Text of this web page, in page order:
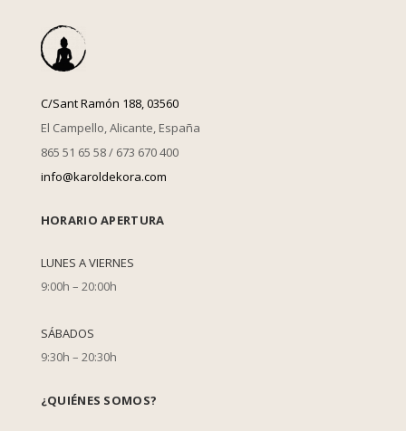
C/Sant Ramón 188, 03560
El Campello, Alicante, España
865 51 65 58 / 673 670 400
info@karoldekora.com
HORARIO APERTURA
LUNES A VIERNES
9:00h – 20:00h
SÁBADOS
9:30h – 20:30h
¿QUIÉNES SOMOS?